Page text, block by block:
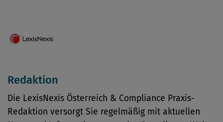
Redaktion
Die LexisNexis Österreich & Compliance Praxis-
Redaktion versorgt Sie regelmäßig mit aktuellen